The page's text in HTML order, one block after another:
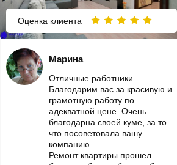
Оценка клиента
Отличные работники.
Благодарим вас за красивую и
грамотную работу по
адекватной цене. Очень
благодарна своей куме, за то
что посоветовала вашу
компанию.
Ремонт квартиры прошел
Марина